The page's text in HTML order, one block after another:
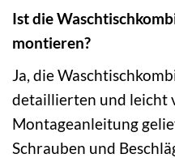
Ist die
montieren?
Ja, die
detaillierten und leicht
Montageanleitung
Schrauben und